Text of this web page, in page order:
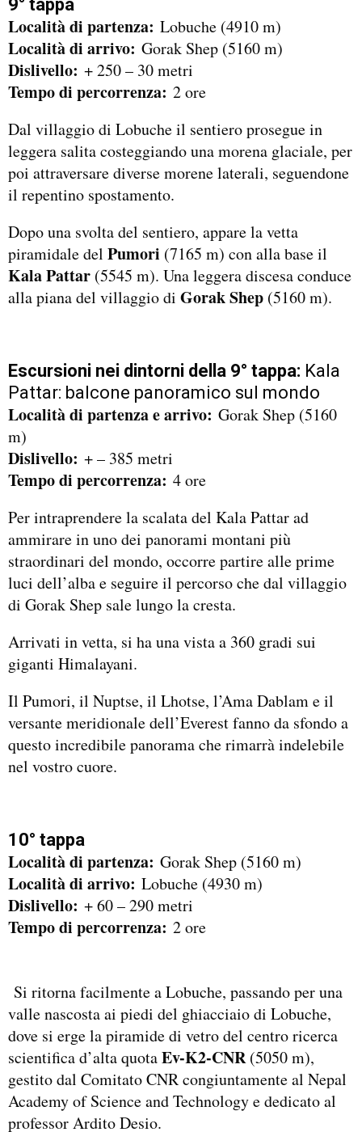
9° tappa
Località di partenza: Lobuche (4910 m)
Località di arrivo: Gorak Shep (5160 m)
Dislivello: + 250 – 30 metri
Tempo di percorrenza: 2 ore
Dal villaggio di Lobuche il sentiero prosegue in
leggera salita costeggiando una morena glaciale, per
poi attraversare diverse morene laterali, seguendone
il repentino spostamento.
Dopo una svolta del sentiero, appare la vetta
piramidale del Pumori (7165 m) con alla base il
Kala Pattar (5545 m). Una leggera discesa conduce
alla piana del villaggio di Gorak Shep (5160 m).
Escursioni nei dintorni della 9° tappa: Kala
Pattar: balcone panoramico sul mondo
Località di partenza e arrivo: Gorak Shep (5160
m)
Dislivello: + – 385 metri
Tempo di percorrenza: 4 ore
Per intraprendere la scalata del Kala Pattar ad
ammirare in uno dei panorami montani più
straordinari del mondo, occorre partire alle prime
luci dell’alba e seguire il percorso che dal villaggio
di Gorak Shep sale lungo la cresta.
Arrivati in vetta, si ha una vista a 360 gradi sui
giganti Himalayani.
Il Pumori, il Nuptse, il Lhotse, l’Ama Dablam e il
versante meridionale dell’Everest fanno da sfondo a
questo incredibile panorama che rimarrà indelebile
nel vostro cuore.
10° tappa
Località di partenza: Gorak Shep (5160 m)
Località di arrivo: Lobuche (4930 m)
Dislivello: + 60 – 290 metri
Tempo di percorrenza: 2 ore
Si ritorna facilmente a Lobuche, passando per una
valle nascosta ai piedi del ghiacciaio di Lobuche,
dove si erge la piramide di vetro del centro ricerca
scientifica d’alta quotaEv-K2-CNR(5050 m),
gestito dal Comitato CNR congiuntamente al Nepal
Academy of Science and Technology e dedicato al
professor Ardito Desio.